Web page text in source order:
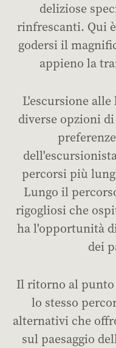
deliziose
rinfrescanti. Qui
godersi il
appieno la
L'escursione alle
diverse opzioni
percorsi più
Lungo il
rigogliosi che
ha l'opportunità
dei
Il ritorno al punto
lo stesso
alternativi che
sul paesaggio